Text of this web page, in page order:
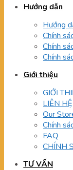
Hướng dẫn
Hướng
Chính
Chính
Chính
Giới thiệu
GIỚI
LIÊN HỆ
Our
Chính
FAQ
CHÍNH
TƯ VẤN